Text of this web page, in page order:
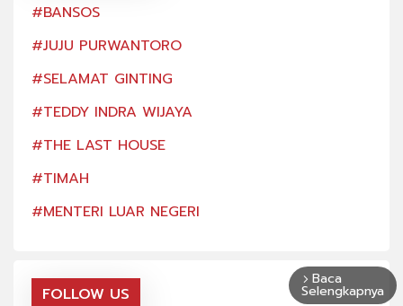
#BANSOS
#JUJU PURWANTORO
#SELAMAT GINTING
#TEDDY INDRA WIJAYA
#THE LAST HOUSE
#TIMAH
#MENTERI LUAR NEGERI
FOLLOW US
arrow_forward_ios Baca
Selengkapnya